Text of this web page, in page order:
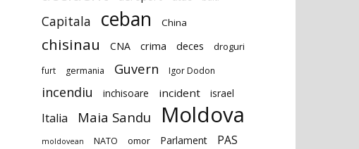
Capitala ceban China
chisinau CNA crima deces droguri
furt germania Guvern Igor Dodon
incendiu inchisoare incident israel
Italia Maia Sandu Moldova
moldovean NATO omor Parlament PAS